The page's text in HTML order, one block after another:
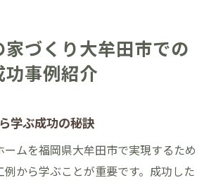
家づくり大牟田市での
事例紹介
学ぶ成功の秘訣
ームを福岡県大牟田市で実現するため
例から学ぶことが重要です。成功した